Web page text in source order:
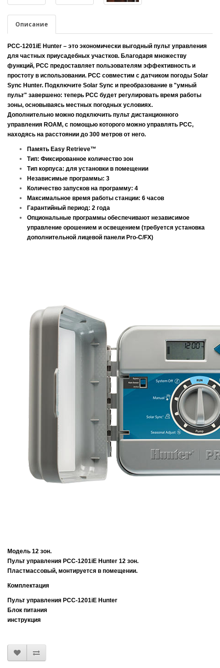
Описание
PCC-1201iE Hunter – это экономически выгодный пульт управления
для частных приусадебных участков. Благодаря множеству
функций, PCC предоставляет пользователям эффективность и
простоту в использовании. PCC совместим с датчиком погоды Solar
Sync Hunter. Подключите Solar Sync и преобразование в "умный
пульт" завершено: теперь PCC будет регулировать время работы
зоны, основываясь местных погодных условиях.
Дополнительно можно подключить пульт дистанционного
управления ROAM, с помощью которого можно управлять PCC,
находясь на расстоянии до 300 метров от него.
Память Easy Retrieve™
Тип: Фиксированное количество зон
Тип корпуса: для установки в помещении
Независимые программы: 3
Количество запусков на программу: 4
Максимальное время работы станции: 6 часов
Гарантийный период: 2 года
Опциональные программы обеспечивают независимое
управление орошением и освещением (требуется установка
дополнительной лицевой панели Pro-C/FX)
Модель 12 зон.
Пульт управления PCC-1201iE Hunter 12 зон.
Пластмассовый, монтируется в помещении.
Комплектация
Пульт управления PCC-1201iE Hunter
Блок питания
инструкция